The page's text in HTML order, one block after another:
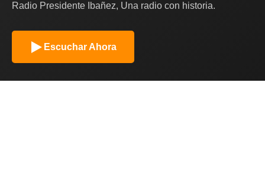
Radio Presidente Ibañez, Una radio con historia.
Escuchar Ahora